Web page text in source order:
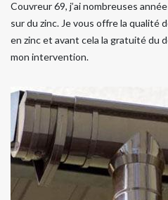
Couvreur 69, j’ai nombreuses
sur du zinc. Je vous offre la qualité
en zinc et avant cela la gratuité du
mon intervention.